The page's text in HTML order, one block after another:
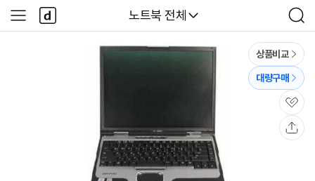
다나와
노트북 전체
검
색
사
이
다
나
와
상품비교
대량구매
관
심